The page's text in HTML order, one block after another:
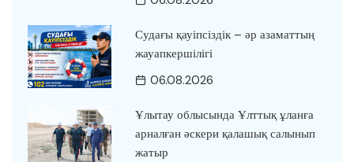
Судағы қауіпсіздік – әр азаматтың
жауапкершілігі
06.08.2026
Ұлытау облысында Ұлттық ұланға
арналған әскери қалашық салынып
жатыр